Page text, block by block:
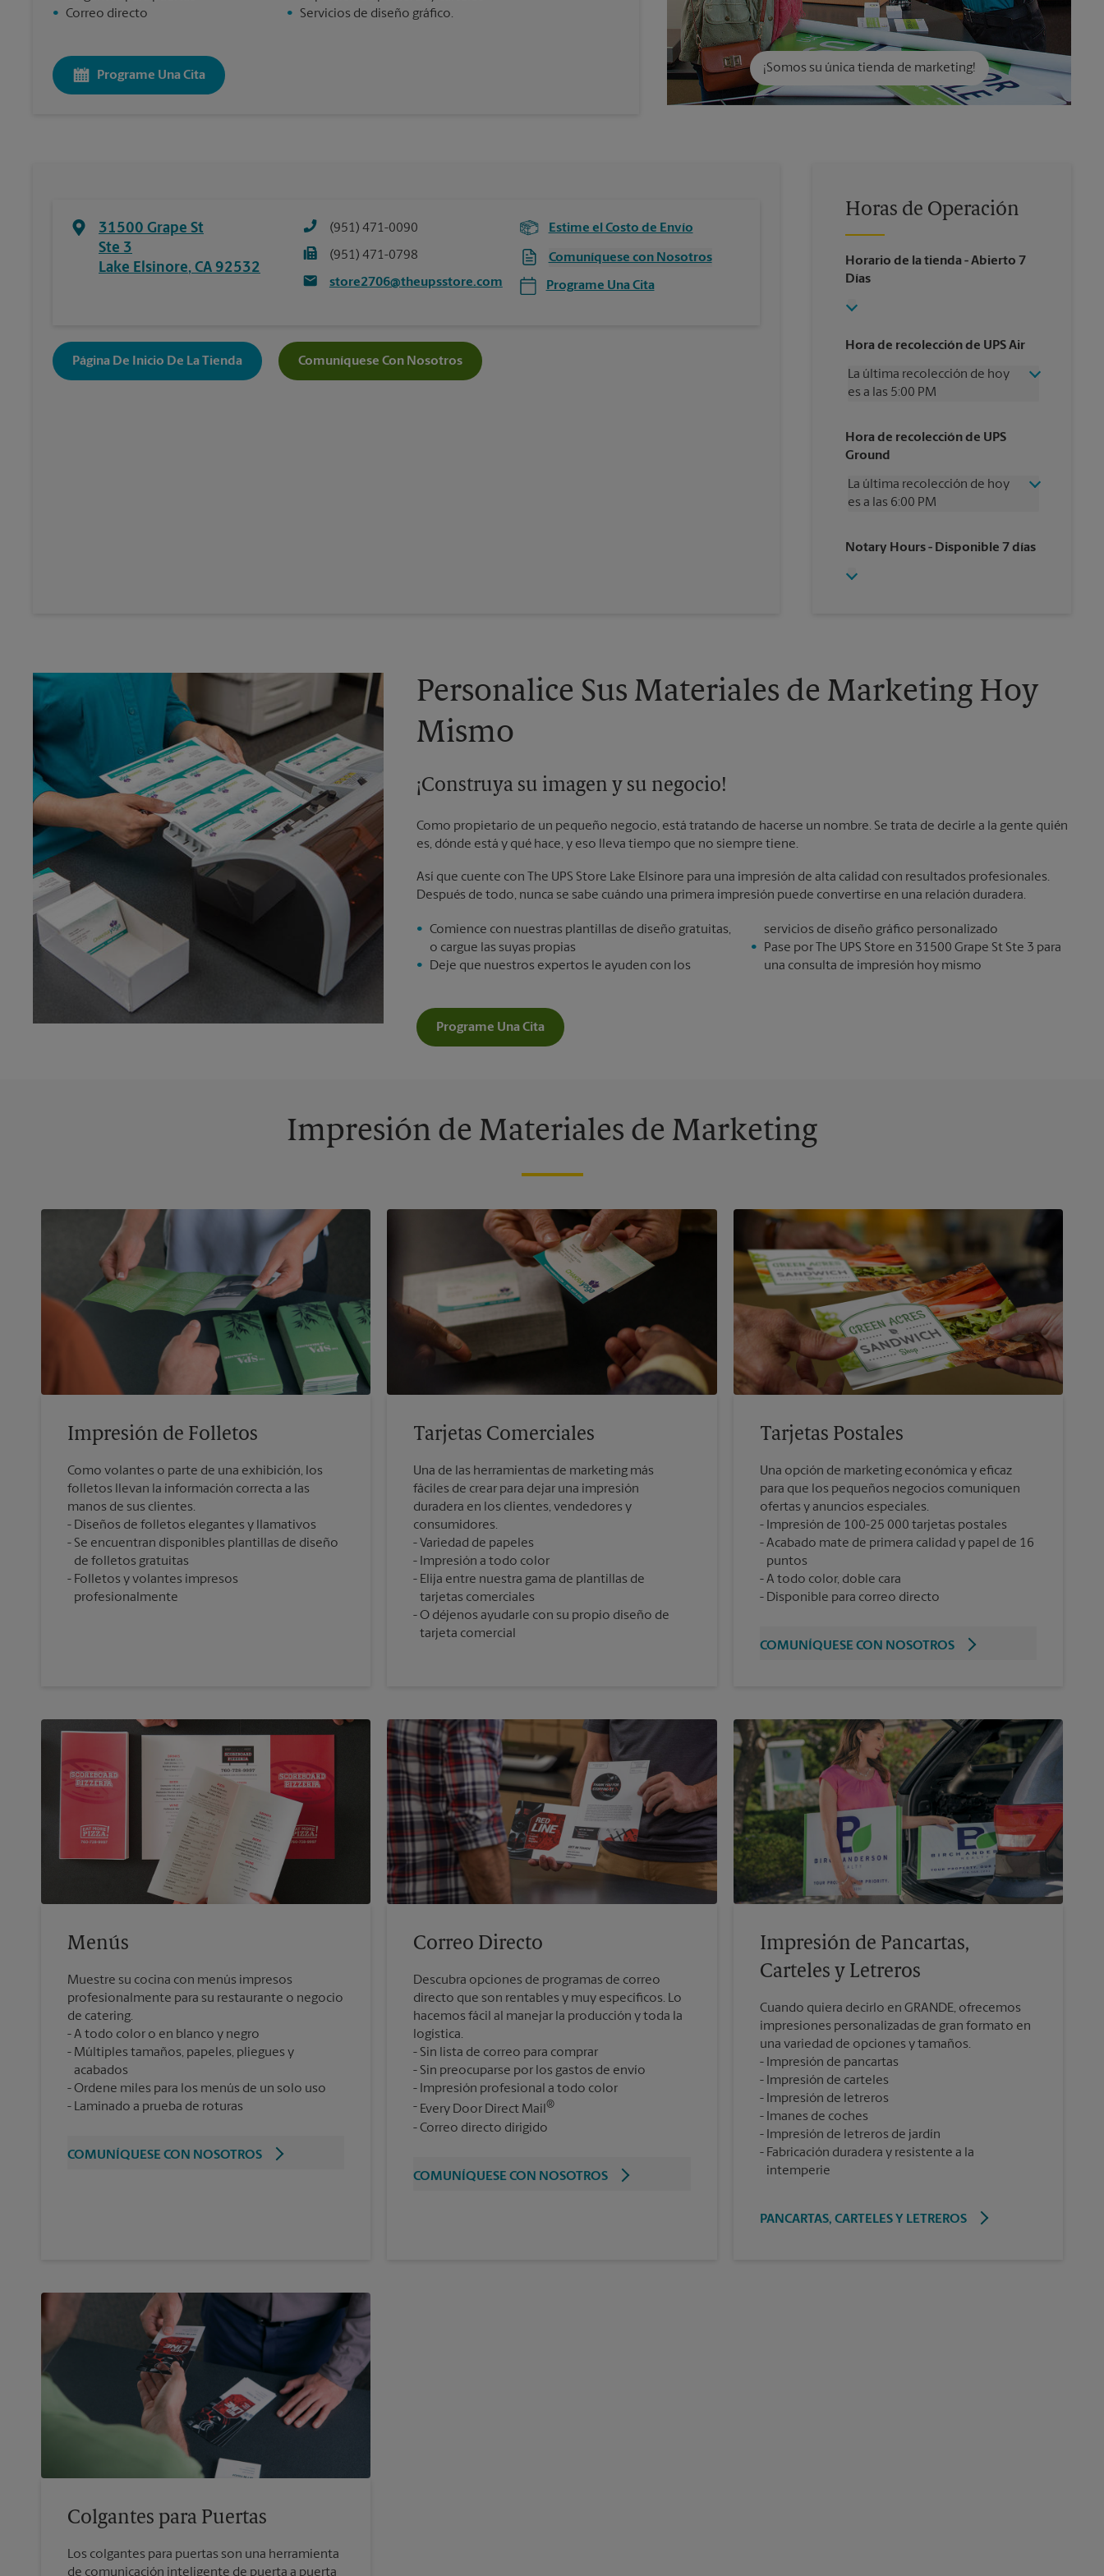
• Correo directo
•
Servicios de diseño gráfico.
Programe Una Cita
¡Somos su única tienda de marketing!
31500 Grape St
Ste 3
Lake Elsinore, CA 92532
(951) 471-0090
(951) 471-0798
store2706@theupsstore.com
Estime el Costo de Envío
Comuníquese con Nosotros
Programe Una Cita
Página De Inicio De La Tienda Comuníquese Con Nosotros
Horas de Operación
Horario de la tienda - Abierto 7
Días
Hora de recolección de UPS Air
La última recolección de hoy
es a las 5:00 PM
Jueves
5:00 PM
Viernes
Sábado
3:00 PM
Domingo
Sin Recolección
Hora de recolección de UPS
Ground
La última recolección de hoy
es a las 6:00 PM
Jueves
6:00 PM
Viernes
Notary Hours- Disponible 7 días
Personalice Sus Materiales de Marketing Hoy
Mismo
¡Construya su imagen y su negocio!
Como propietario de un pequeño negocio, está tratando de hacerse un nombre. Se trata de decirle a la gente quién
es, dónde está y qué hace, y eso lleva tiempo que no siempre tiene.
Así que cuente con The UPS Store Lake Elsinore para una impresión de alta calidad con resultados profesionales.
Después de todo, nunca se sabe cuándo una primera impresión puede convertirse en una relación duradera.
Comience con nuestras plantillas de diseño gratuitas,
o cargue las suyas propias
Deje que nuestros expertos le ayuden con los
servicios de diseño gráfico personalizado
Pase por The UPS Store en 31500 Grape St Ste 3 para
una consulta de impresión hoy mismo
Programe Una Cita
Impresión de Materiales de Marketing
Impresión de Folletos
Como volantes o parte de una exhibición, los
folletos llevan la información correcta a las
manos de sus clientes.
Diseños de folletos elegantes y llamativos
Se encuentran disponibles plantillas de diseño
de folletos gratuitas
Folletos y volantes impresos
profesionalmente
Tarjetas Comerciales
Una de las herramientas de marketing más
fáciles de crear para dejar una impresión
duradera en los clientes, vendedores y
consumidores.
Variedad de papeles
Impresión a todo color
Elija entre nuestra gama de plantillas de
tarjetas comerciales
O déjenos ayudarle con su propio diseño de
tarjeta comercial
Tarjetas Postales
Una opción de marketing económica y eficaz
para que los pequeños negocios comuniquen
ofertas y anuncios especiales.
Impresión de 100-25 000 tarjetas postales
Acabado mate de primera calidad y papel de 16
puntos
A todo color, doble cara
Disponible para correo directo
COMUNÍQUESE CON NOSOTROS
Menús
Muestre su cocina con menús impresos
profesionalmente para su restaurante o negocio
de catering.
A todo color o en blanco y negro
Múltiples tamaños, papeles, pliegues y
acabados
Ordene miles para los menús de un solo uso
Laminado a prueba de roturas
COMUNÍQUESE CON NOSOTROS
Correo Directo
Descubra opciones de programas de correo
directo que son rentables y muy específicos. Lo
hacemos fácil al manejar la producción y toda la
logística.
Sin lista de correo para comprar
Sin preocuparse por los gastos de envío
Impresión profesional a todo color
Every Door Direct Mail®
Correo directo dirigido
COMUNÍQUESE CON NOSOTROS
Impresión de Pancartas,
Carteles y Letreros
Cuando quiera decirlo en GRANDE, ofrecemos
impresiones personalizadas de gran formato en
una variedad de opciones y tamaños.
Impresión de pancartas
Impresión de carteles
Impresión de letreros
Imanes de coches
Impresión de letreros de jardín
Fabricación duradera y resistente a la
intemperie
PANCARTAS, CARTELES Y LETREROS
Colgantes para Puertas
Los colgantes para puertas son una herramienta
de comunicación inteligente de puerta a puerta